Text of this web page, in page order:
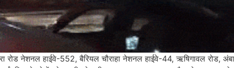
नेशनल हाईवे-552, बैरियल चौराहा नेशनल हाईवे-44, ऋषिगावल रोड,